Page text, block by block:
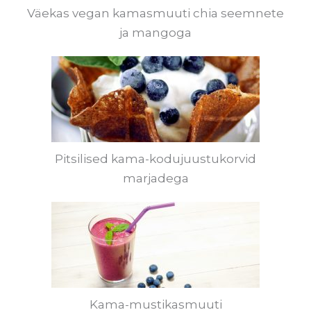
Väekas vegan kamasmuuti chia seemnete
ja mangoga
Pitsilised kama-kodujuustukorvid
marjadega
Kama-mustikasmuuti